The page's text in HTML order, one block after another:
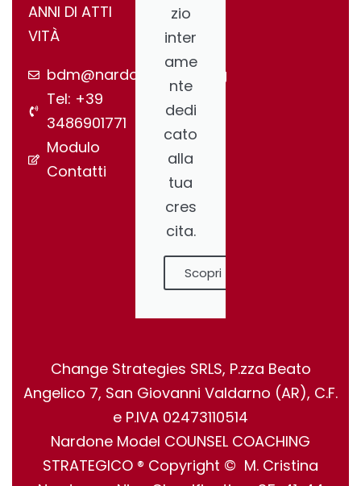
ANNI DI ATTI
VITÀ
bdm@nardonegroup.org
Tel: +39
3486901771
Modulo
Contatti
zio
inter
ame
nte
dedi
cato
alla
tua
cres
cita.
Scopri
Change Strategies SRLS, P.zza Beato
Angelico 7, San Giovanni Valdarno (AR), C.F.
e P.IVA 02473110514
Nardone Model COUNSEL COACHING
STRATEGICO ® Copyright © M. Cristina